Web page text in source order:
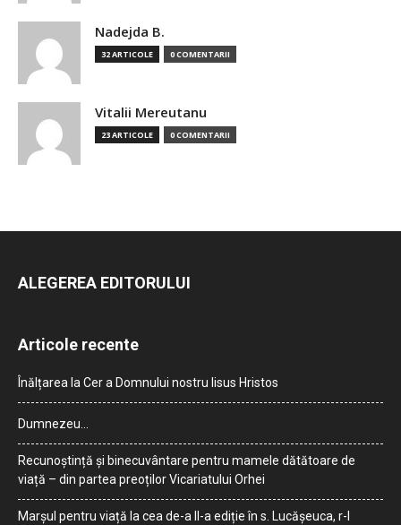
Nadejda B.
32 ARTICOLE 0 COMENTARII
Vitalii Mereutanu
23 ARTICOLE 0 COMENTARII
ALEGEREA EDITORULUI
Articole recente
Înălțarea la Cer a Domnului nostru Iisus Hristos
Dumnezeu…
Recunoștință și binecuvântare pentru mamele dătătoare de
viață – din partea preoților Vicariatului Orhei
Marșul pentru viață la cea de-a II-a ediție în s. Lucășeuca, r-l